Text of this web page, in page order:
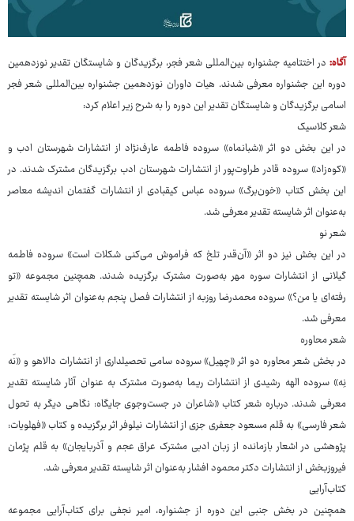
آگاه: در اختتامیه جشنواره بین‌المللی شعر فجر، برگزیدگان و شایستگان تقدیر نوزدهمین
دوره این جشنواره معرفی شدند. هیات داوران نوزدهمین جشنواره بین‌المللی شعر فجر
اسامی برگزیدگان و شایستگان تقدیر این دوره را به شرح زیر اعلام کرد:
شعر کلاسیک
در این بخش دو اثر «شبانماه» سروده فاطمه عارف‌نژاد از انتشارات شهرستان ادب و
«کوه‌زاد» سروده قادر طراوت‌پور از انتشارات شهرستان ادب برگزیدگان مشترک شدند. در
این بخش کتاب «خون‌برگ» سروده عباس کیقبادی از انتشارات گفتمان اندیشه معاصر
به‌عنوان اثر شایسته تقدیر معرفی شد.
شعر نو
در این بخش نیز دو اثر «آن‌قدر تلخ که فراموش می‌کنی شکلات است» سروده فاطمه
گیلانی از انتشارات سوره مهر به‌صورت مشترک برگزیده شدند. همچنین مجموعه «تو
رفته‌ای یا من؟» سروده محمدرضا روزبه از انتشارات فصل پنجم به‌عنوان اثر شایسته تقدیر
معرفی شد.
شعر محاوره
در بخش شعر محاوره دو اثر «چهیل» سروده سامی تحصیلداری از انتشارات دالاهو و «نَه
نِه» سروده الهه رشیدی از انتشارات ریما به‌صورت مشترک به عنوان آثار شایسته تقدیر
معرفی شدند. درباره شعر کتاب «شاعران در جست‌وجوی جایگاه: نگاهی دیگر به تحول
شعر فارسی» به قلم مسعود جعفری جزی از انتشارات نیلوفر اثر برگزیده و کتاب «فهلویات:
پژوهشی در اشعار بازمانده از زبان ادبی مشترک عراق عجم و آذربایجان» به قلم پژمان
فیروزبخش از انتشارات دکتر محمود افشار به‌عنوان اثر شایسته تقدیر معرفی شد.
کتاب‌آرایی
همچنین در بخش جنبی این دوره از جشنواره، امیر نجفی برای کتاب‌آرایی مجموعه